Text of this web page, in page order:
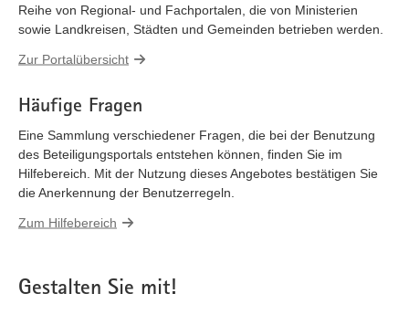
Reihe von Regional- und Fachportalen, die von Ministerien
sowie Landkreisen, Städten und Gemeinden betrieben werden.
Zur Portalübersicht
Häufige Fragen
Eine Sammlung verschiedener Fragen, die bei der Benutzung
des Beteiligungsportals entstehen können, finden Sie im
Hilfebereich. Mit der Nutzung dieses Angebotes bestätigen Sie
die Anerkennung der Benutzerregeln.
Zum Hilfebereich
Gestalten Sie mit!